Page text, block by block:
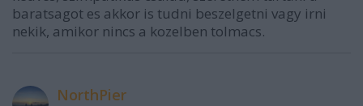
baratsagot es akkor is tudni beszelgetni vagy irni
nekik, amikor nincs a kozelben tolmacs.
NorthPier